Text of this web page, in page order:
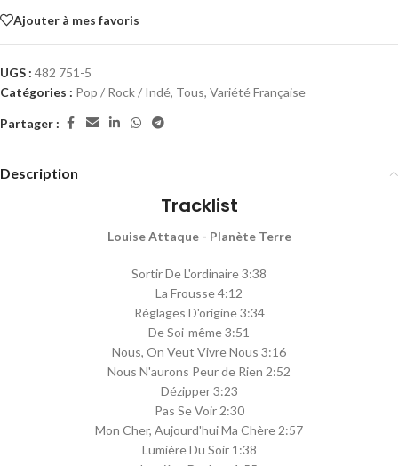
Ajouter à mes favoris
UGS : 482 751-5
Catégories : Pop / Rock / Indé, Tous, Variété Française
Partager :
Description
Tracklist
Louise Attaque - Planète Terre
Sortir De L'ordinaire 3:38
La Frousse 4:12
Réglages D'origine 3:34
De Soi-même 3:51
Nous, On Veut Vivre Nous 3:16
Nous N'aurons Peur de Rien 2:52
Dézipper 3:23
Pas Se Voir 2:30
Mon Cher, Aujourd'hui Ma Chère 2:57
Lumière Du Soir 1:38